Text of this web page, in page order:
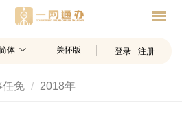
体 关怀版 登录 注册
任免 2018年